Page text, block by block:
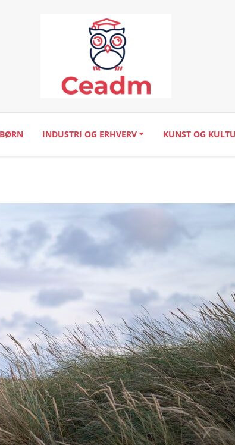
INDUSTRI OG ERHVERV KUNST OG